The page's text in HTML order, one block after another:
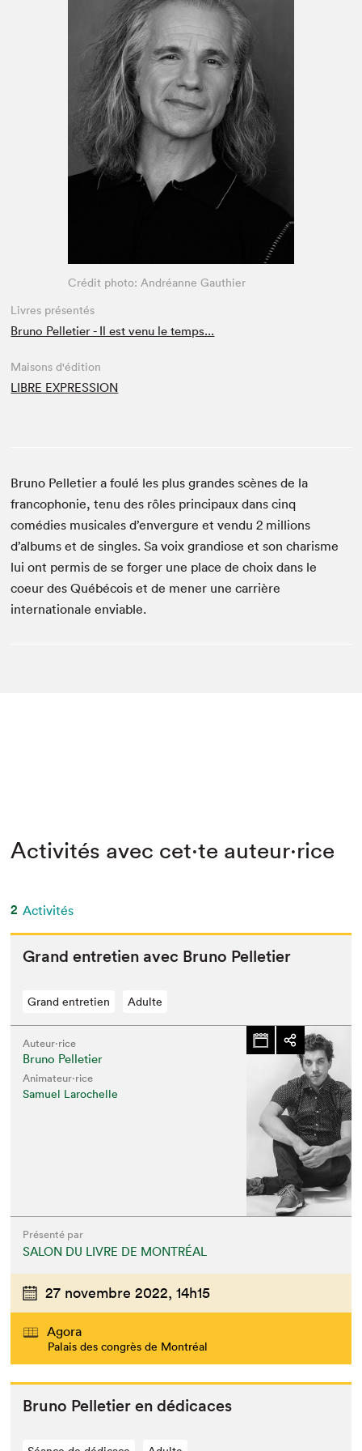
Espace enseignant·e·s
Espace pro
Crédit photo: Andréanne Gauthier
Livres présentés
Bruno Pelletier - Il est venu le temps...
Maisons d'édition
LIBRE EXPRESSION
Bruno Pelletier a foulé les plus grandes scènes de la
francophonie, tenu des rôles principaux dans cinq
comédies musicales d’envergure et vendu 2 millions
d’albums et de singles. Sa voix grandiose et son charisme
lui ont permis de se forger une place de choix dans le
coeur des Québécois et de mener une carrière
internationale enviable.
Activités avec cet·te auteur·rice
2 Activités
Grand entre­tien avec Bruno Pelletier
Grand entretien Adulte
Auteur·rice
Bruno Pelletier
Animateur⋅rice
Samuel Larochelle
Présenté par
SALON DU LIVRE DE MONTRÉAL
27 novembre 2022, 14h15
Agora
Palais des congrès de Montréal
Bruno Pel­leti­er en dédicaces